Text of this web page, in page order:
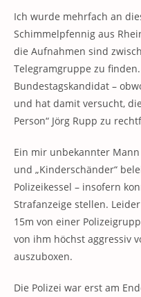
Ich wurde mehrfach an
Schimmelpfennig aus
die Aufnahmen sind
Telegramgruppe zu
Bundestagskandidat –
und hat damit versucht,
Person“ Jörg Rupp zu
Ein mir unbekannter
und „Kinderschänder“
Polizeikessel – insofern
Strafanzeige stellen.
15m von einer
von ihm höchst aggressiv
auszuboxen.
Die Polizei war erst am